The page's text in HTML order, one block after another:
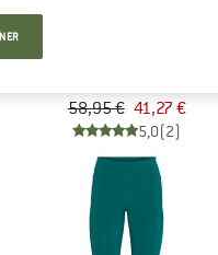
Women's Mija Training Shorts
58,95 € 41,27 €
5,0(2)